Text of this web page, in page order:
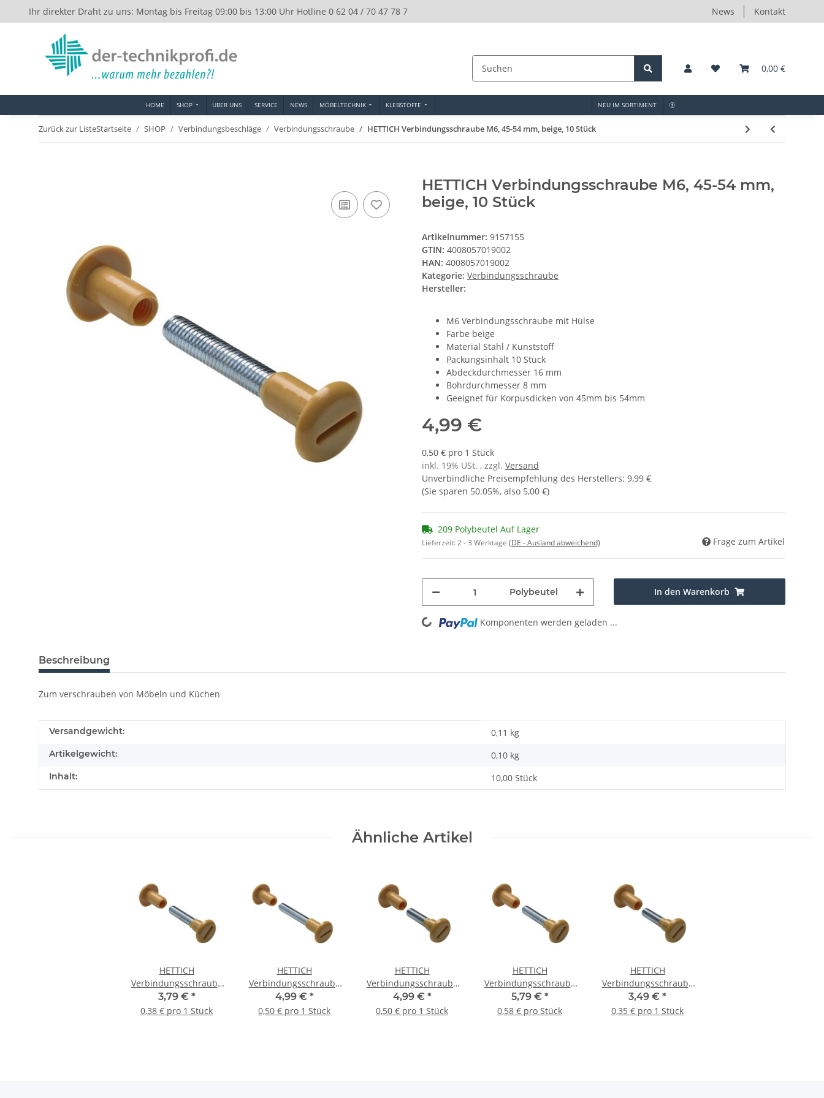
Ihr direkter Draht zu uns: Montag bis Freitag 09:00 bis 13:00 Uhr Hotline 0 62 04 / 70 47 78 7 News Kontakt
0,00 €
HOME SHOP ÜBER UNS SERVICE NEWS MÖBELTECHNIK KLEBSTOFFE NEU IM SORTIMENT
Zurück zur ListeStartseite SHOP Verbindungsbeschläge Verbindungsschraube HETTICH Verbindungsschraube M6, 45-54 mm, beige, 10 Stück
HETTICH Verbindungsschraube M6, 45-54 mm,
beige, 10 Stück
Artikelnummer: 9157155
GTIN: 4008057019002
HAN: 4008057019002
Kategorie: Verbindungsschraube
Hersteller:
M6 Verbindungsschraube mit Hülse
Farbe beige
Material Stahl / Kunststoff
Packungsinhalt 10 Stück
Abdeckdurchmesser 16 mm
Bohrdurchmesser 8 mm
Geeignet für Korpusdicken von 45mm bis 54mm
4,99 €
0,50 € pro 1 Stück
inkl. 19% USt. , zzgl. Versand
Unverbindliche Preisempfehlung des Herstellers: 9,99 €
(Sie sparen 50.05%, also 5,00 €)
209 Polybeutel Auf Lager
Lieferzeit:2 - 3 Werktage (DE - Ausland abweichend) Frage zum Artikel
Polybeutel In den Warenkorb
Loading... Komponenten werden geladen ...
Beschreibung
Zum verschrauben von Möbeln und Küchen
Produkteigenschaft
Wert
Versandgewicht: 0,11 kg
Artikelgewicht: 0,10 kg
Inhalt: 10,00 Stück
Ähnliche Artikel
HETTICH
Verbindungsschraube
M6 34-45mm beige 10
Stück
3,79 € *
0,38 € pro 1 Stück
HETTICH
Verbindungsschraube
M6, 45-54 mm, beige,
10 Stück
4,99 € *
0,50 € pro 1 Stück
HETTICH
Verbindungsschraube
M6, 29-40 mm, beige,
10 Stück
4,99 € *
0,50 € pro 1 Stück
HETTICH
Verbindungsschraube
M6, 34-45 mm, beige,
10 Stück
5,79 € *
0,58 € pro Stück
HETTICH
Verbindungsschraube
M6 29-40 mm, Buche,
10 Stück
3,49 € *
0,35 € pro 1 Stück